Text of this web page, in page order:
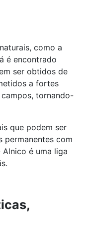
como a
é encontrado
ser obtidos de
a fortes
tornando-
que podem ser
permanentes com
é uma liga